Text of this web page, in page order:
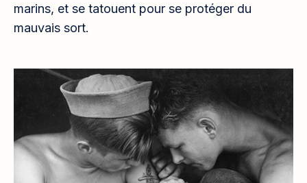
marins, et se tatouent pour se protéger du
mauvais sort.